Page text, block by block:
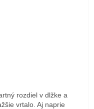
z 5 hviezdičiek.
z 5 hviezdičiek.
rozdiel v dlžke a
vrtalo. Aj naprie